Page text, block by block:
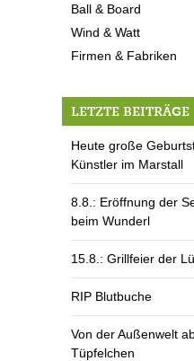
Ball & Board
Wind & Watt
Firmen & Fabriken
LETZTE BEITRÄGE
Heute große
Künstler im Marstall
8.8.: Eröffnung der
beim Wunderl
15.8.: Grillfeier der
RIP Blutbuche
Von der Außenwelt
Tüpfelchen